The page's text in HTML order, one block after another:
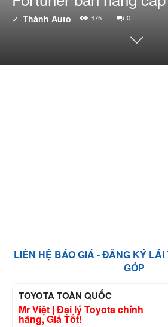
✓ Thành Auto - 376 0
LIÊN HỆ BÁO GIÁ - ĐĂNG KÝ
GÓP
TOYOTA TOÀN QUỐC
Mr Việt | Đại lý Toyota chính
hãng, Giá Tốt!